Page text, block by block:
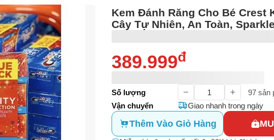
Kem Đánh Răng Cho Bé
Cây Tự Nhiên, An Toàn,
389.999đ
Số lượng 97 sản
Vận chuyển
Giao nhanh trong ngày
Thêm Vào Giỏ Hàng
Chọn lý do
Sản phẩm có dấu hiệu lừa đảo
Hàng giả, hàng nháiBạn gặp vấn đề vềSản phẩmhayMua hàng?